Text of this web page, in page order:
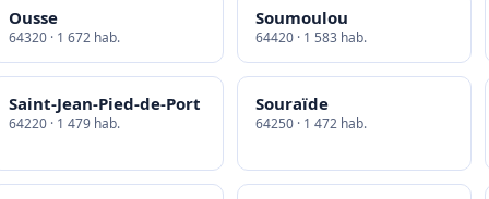
Ousse
64320 · 1 672 hab.
Soumoulou
64420 · 1 583 hab.
Saint-Jean-Pied-de-Port
64220 · 1 479 hab.
Souraïde
64250 · 1 472 hab.